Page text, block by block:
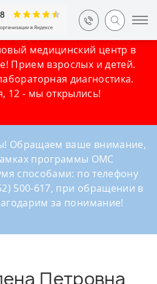
медицинский центр в
Прием взрослых и детей.
диагностика.
12 - мы открылись!
Обращаем ваше внимание,
программы ОМС
способами: по телефону
500-617, при обращении в
за понимание!
Петровна